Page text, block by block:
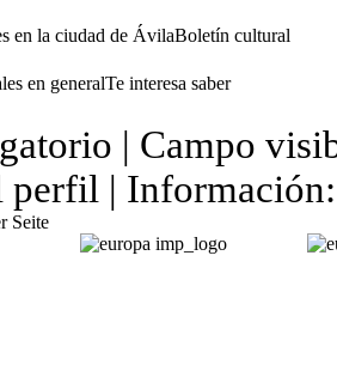
en la ciudad de ÁvilaBoletín cultural
en generalTe interesa saber
| Campo
perfil |